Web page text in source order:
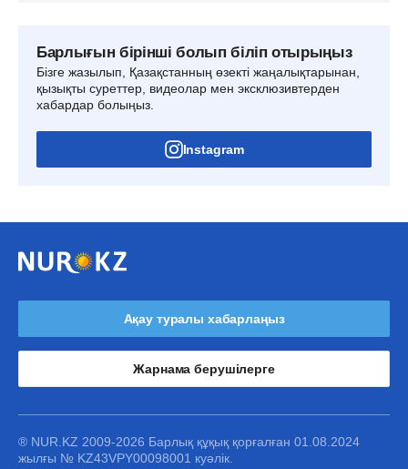
Барлығын бірінші болып біліп отырыңыз
Бізге жазылып, Қазақстанның өзекті жаңалықтарынан,
қызықты суреттер, видеолар мен эксклюзивтерден
хабардар болыңыз.
Instagram
Ақау туралы хабарлаңыз
Жарнама берушілерге
® NUR.KZ 2009-2026 Барлық құқық қорғалған 01.08.2024
жылғы № KZ43VPY00098001 куәлік.